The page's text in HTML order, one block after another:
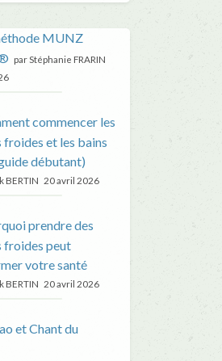
MUNZ
par Stéphanie FRARIN
commencer les
froides et les bains
débutant)
BERTIN 20 avril 2026
prendre des
froides peut
votre santé
BERTIN 20 avril 2026
et Chant du